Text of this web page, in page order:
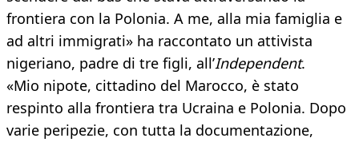
frontiera con la Polonia. A me, alla mia famiglia e
ad altri immigrati» ha raccontato un attivista
nigeriano, padre di tre figli, all’Independent.
«Mio nipote, cittadino del Marocco, è stato
respinto alla frontiera tra Ucraina e Polonia. Dopo
varie peripezie, con tutta la documentazione,